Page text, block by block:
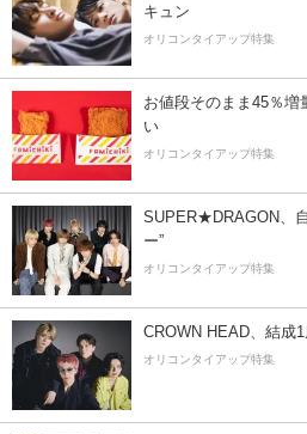
キュン
オリコンタイアップ特集
お値段そのまま45％
い
オリコンタイアップ特集
SUPER★DRAGON、
ー”
オリコンタイアップ特集
CROWN HEAD、結成
オリコンタイアップ特集